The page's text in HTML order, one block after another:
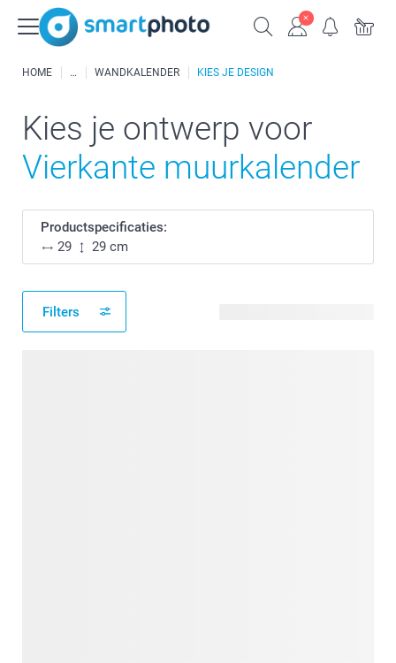
HOME WANDKALENDER KIES JE DESIGN
Kies je ontwerp voor
Vierkante muurkalender
Productspecificaties:
29
29 cm
Filters